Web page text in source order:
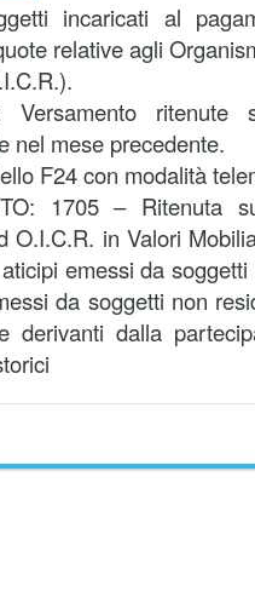
incaricati al
relative agli
Versamento
nel mese precedente.
F24 con modalità
1705 – Ritenuta
O.I.C.R. in Valori
emessi da
da soggetti non
derivanti dalla